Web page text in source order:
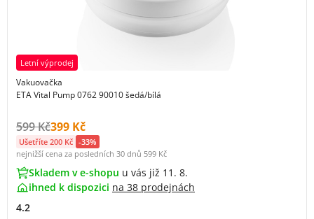
Letní výprodej
Vakuovačka
ETA Vital Pump 0762 90010 šedá/bílá
Původní cena s DPH:
599 KčCena s DPH:
399 Kč
Ušetříte 200 Kč -33%
nejnižší cena za posledních 30 dnů 599 Kč
Skladem v e-shopu u vás již 11. 8.
ihned k dispozici na 38 prodejnách
4.2